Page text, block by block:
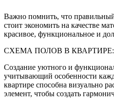
Важно помнить, что
стоит экономить на качестве
красивое, функциональное и
СХЕМА ПОЛОВ В
Создание уютного и
учитывающий особенности
квартире способна визуально
элемент, чтобы создать